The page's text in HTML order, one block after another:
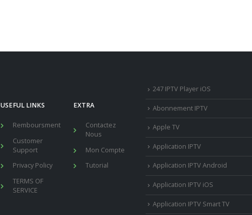
USEFUL LINKS
Remboursment
Customer
Support
Privacy Policy
TERMS OF
SERVICE
EXTRA
Contactez
Nous
Mon Compte
Tutorial
247 IPTV Player iOS
Abonnement IPTV
Apple TV
Application IPTV
Application IPTV Android
Application IPTV iOS
Application IPTV Smart TV